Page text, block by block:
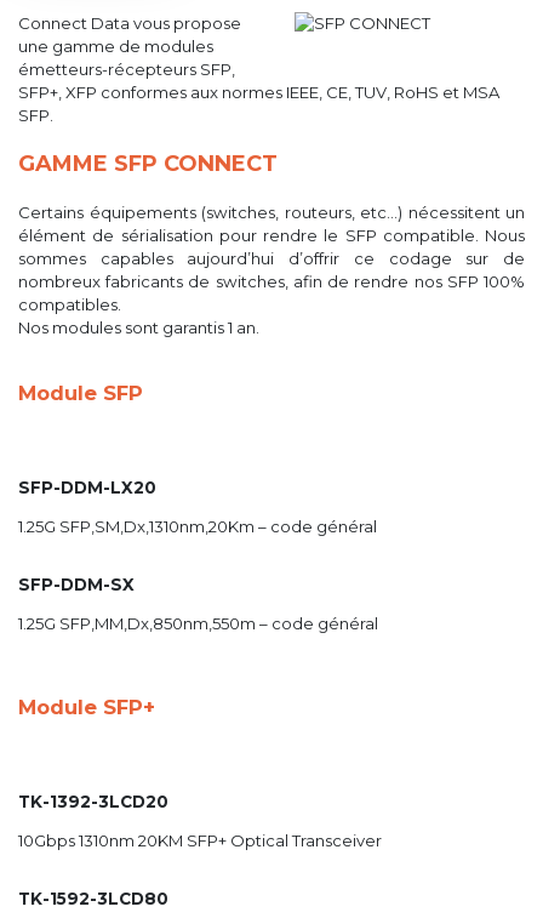
Connect Data vous propose
une gamme de modules
émetteurs-récepteurs SFP,
SFP+, XFP conformes aux normes IEEE, CE, TUV, RoHS et MSA
SFP.
GAMME SFP CONNECT
Certains équipements (switches, routeurs, etc…) nécessitent un
élément de sérialisation pour rendre le SFP compatible. Nous
sommes capables aujourd’hui d’offrir ce codage sur de
nombreux fabricants de switches, afin de rendre nos SFP 100%
compatibles.
Nos modules sont garantis 1 an.
Module SFP
SFP-DDM-LX20
1.25G SFP,SM,Dx,1310nm,20Km – code général
SFP-DDM-SX
1.25G SFP,MM,Dx,850nm,550m – code général
Module SFP+
TK-1392-3LCD20
10Gbps 1310nm 20KM SFP+ Optical Transceiver
TK-1592-3LCD80